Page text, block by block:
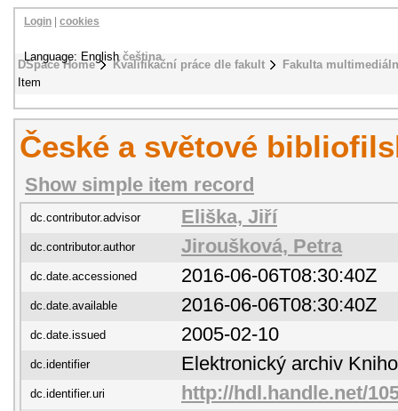
DSpace Home Kvalifikační práce dle fakult
Fakulta
Item
Login cookies
Language: Englishčeština
České a světové
Show simple item record
dc.contributor.advisor Eliška, Jiří
dc.contributor.author Jiroušková, Petra
dc.date.accessioned 2016-06-06T08:30:40Z
dc.date.available 2016-06-06T08:30:40Z
dc.date.issued 2005-02-10
dc.identifier Elektronický archiv
dc.identifier.uri http://hdl.handle.net/